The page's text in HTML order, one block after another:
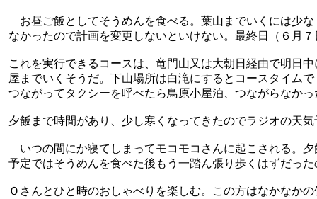
お昼ご飯としてそうめんを食べる。葉山までいくには少
なかったので計画を変更しないといけない。最終日（６月
これを実行できるコースは、竜門山又は大朝日経由で明日
屋までいくそうだ。下山場所は白滝にするとコースタイム
つながってタクシーを呼べたら鳥原小屋泊、つながらなか
夕飯まで時間があり、少し寒くなってきたのでラジオの天
いつの間にか寝てしまってモコモコさんに起こされる。
予定ではそうめんを食べた後もう一踏ん張り歩くはずだっ
Ｏさんとひと時のおしゃべりを楽しむ。この方はなかなか